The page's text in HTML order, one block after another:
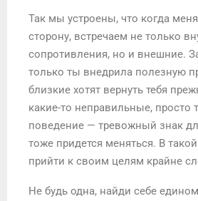
Так мы устроены, что когда
сторону, встречаем не только
сопротивления, но и внешние.
только ты внедрила полезную
близкие хотят вернуть тебя
какие-то неправильные, просто
поведение — тревожный знак
тоже придется меняться. В
прийти к своим целям крайне
Не будь одна, найди себе